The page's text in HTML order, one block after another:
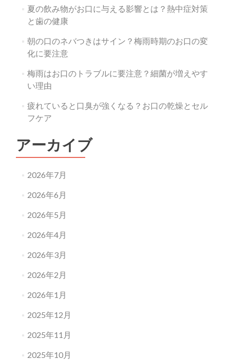
夏の飲み物がお口に与える影響とは？熱中症対策
と歯の健康
朝の口のネバつきはサイン？梅雨時期のお口の変
化に要注意
梅雨はお口のトラブルに要注意？細菌が増えやす
い理由
疲れていると口臭が強くなる？お口の乾燥とセル
フケア
アーカイブ
2026年7月
2026年6月
2026年5月
2026年4月
2026年3月
2026年2月
2026年1月
2025年12月
2025年11月
2025年10月